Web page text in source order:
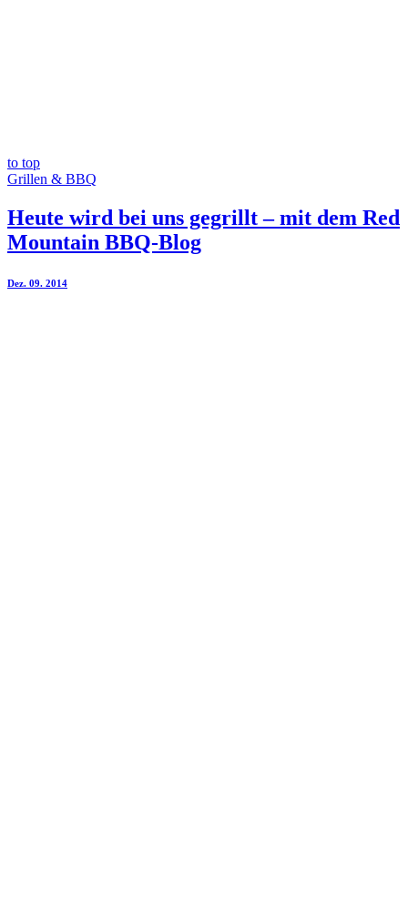
to top
Grillen & BBQ
Heute wird bei uns gegrillt – mit dem Red
Mountain BBQ-Blog
Dez. 09. 2014